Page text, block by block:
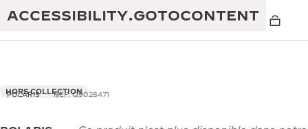
ACCESSIBILITY.GOTOCONTENT
POLARIS REF. Q9028471
HORS COLLECTION